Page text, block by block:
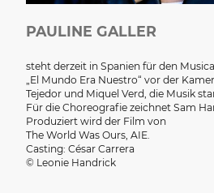
PAULINE GALLER
steht derzeit in Spanien für den
„El Mundo Era Nuestro“ vor der
Tejedor und Miquel Verd, die Musik
Für die Choreografie zeichnet Sam
Produziert wird der Film von
The World Was Ours, AIE.
Casting: César Carrera
© Leonie Handrick